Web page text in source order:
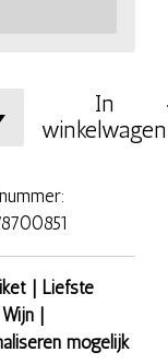
In
winkelwagen
| Liefste
|
mogelijk